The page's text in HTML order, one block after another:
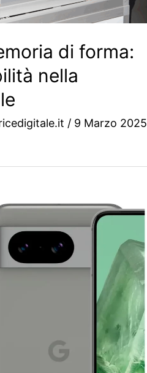
di forma:
nella
/ 9 Marzo 2025